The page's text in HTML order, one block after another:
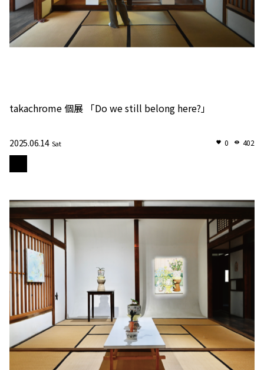
takachrome 個展 「Do we still belong here?」
2025.06.14 Sat 0 402